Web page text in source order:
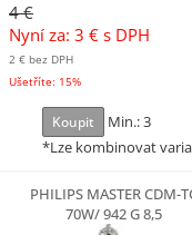
4 €
Nyní za: 3 € s DPH
2 € bez DPH
Ušetříte: 15%
Koupit
Min.: 3
*Lze kombinovat
PHILIPS MASTER CDM-
70W/ 942 G 8,5